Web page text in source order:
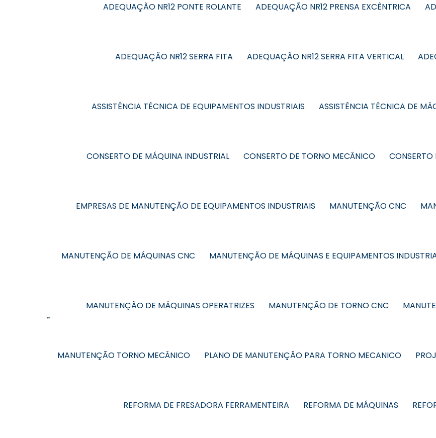
ADEQUAÇÃO NR12 PONTE ROLANTE ADEQUAÇÃO NR12 PRENSA EXCÊNTRICA
ADEQUAÇÃO NR12 SERRA FITA ADEQUAÇÃO NR12 SERRA FITA VERTICAL
ASSISTÊNCIA TÉCNICA DE EQUIPAMENTOS INDUSTRIAIS ASSISTÊNCIA TÉCNICA DE
CONSERTO DE MÁQUINA INDUSTRIAL CONSERTO DE TORNO MECÂNICO CONSERTO
EMPRESAS DE MANUTENÇÃO DE EQUIPAMENTOS INDUSTRIAIS MANUTENÇÃO CNC
MANUTENÇÃO DE MÁQUINAS CNC MANUTENÇÃO DE MÁQUINAS E EQUIPAMENTOS
MANUTENÇÃO DE MÁQUINAS OPERATRIZES MANUTENÇÃO DE TORNO CNC
MANUTENÇÃO TORNO MECÂNICO PLANO DE MANUTENÇÃO PARA TORNO MECANICO
REFORMA DE FRESADORA FERRAMENTEIRA REFORMA DE MÁQUINAS